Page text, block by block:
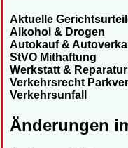
Aktuelle
Alkohol & Drogen
Autokauf &
StVO Mithaftung
Werkstatt & Reparatur
Verkehrsrecht
Verkehrsunfall
Änderungen